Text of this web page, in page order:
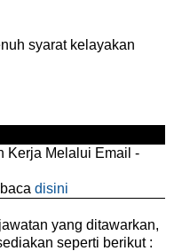
syarat kelayakan
Kerja Melalui Email -
bacadisini
yang ditawarkan,
seperti berikut :